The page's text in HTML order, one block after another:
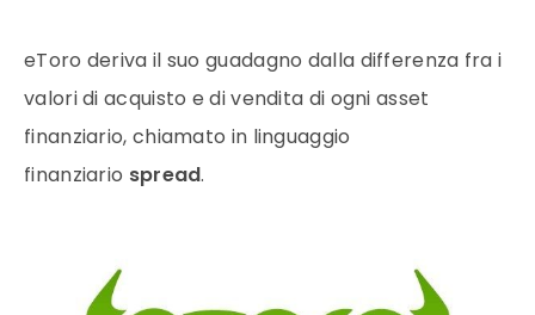
eToro deriva il suo guadagno dalla differenza fra i
valori di acquisto e di vendita di ogni asset
finanziario, chiamato in linguaggio
finanziario spread.